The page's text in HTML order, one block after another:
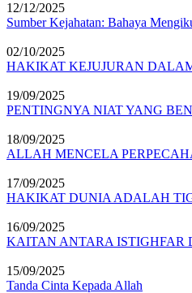
12/12/2025
Sumber Kejahatan: Bahaya
02/10/2025
HAKIKAT KEJUJURAN
19/09/2025
PENTINGNYA NIAT YANG
18/09/2025
ALLAH MENCELA
17/09/2025
HAKIKAT DUNIA ADALAH
16/09/2025
KAITAN ANTARA ISTIGHFAR
15/09/2025
Tanda Cinta Kepada Allah